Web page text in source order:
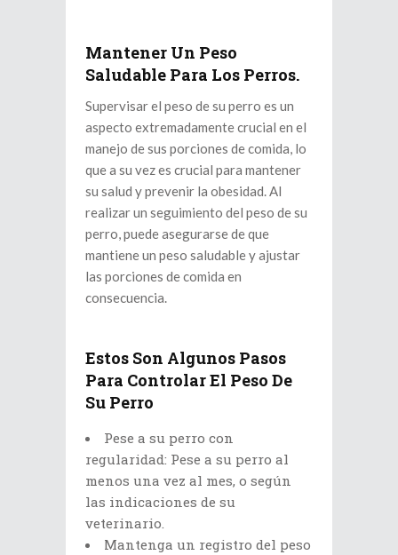
Mantener Un Peso
Saludable Para Los Perros.
Supervisar el peso de su perro es un
aspecto extremadamente crucial en el
manejo de sus porciones de comida, lo
que a su vez es crucial para mantener
su salud y prevenir la obesidad. Al
realizar un seguimiento del peso de su
perro, puede asegurarse de que
mantiene un peso saludable y ajustar
las porciones de comida en
consecuencia.
Estos Son Algunos Pasos
Para Controlar El Peso De
Su Perro
Pese a su perro con
regularidad: Pese a su perro al
menos una vez al mes, o según
las indicaciones de su
veterinario.
Mantenga un registro del peso